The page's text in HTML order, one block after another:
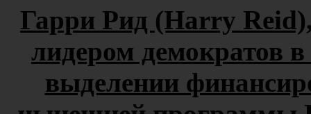
Гарри Рид (Harry
лидером демократов
выделении